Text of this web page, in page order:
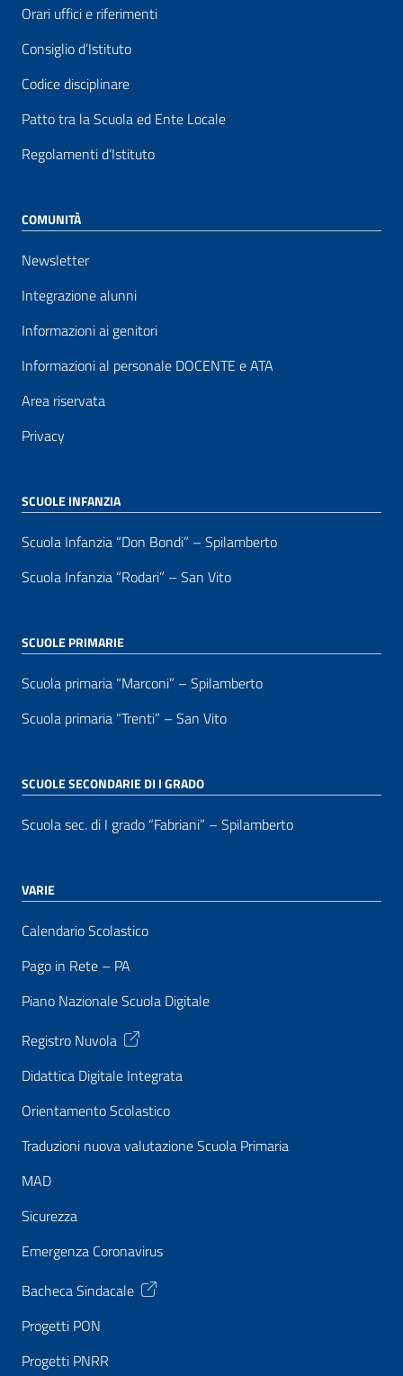
Orari uffici e riferimenti
Consiglio d’Istituto
Codice disciplinare
Patto tra la Scuola ed Ente Locale
Regolamenti d’Istituto
COMUNITÀ
Newsletter
Integrazione alunni
Informazioni ai genitori
Informazioni al personale DOCENTE e ATA
Area riservata
Privacy
SCUOLE INFANZIA
Scuola Infanzia “Don Bondi” – Spilamberto
Scuola Infanzia “Rodari” – San Vito
SCUOLE PRIMARIE
Scuola primaria “Marconi” – Spilamberto
Scuola primaria “Trenti” – San Vito
SCUOLE SECONDARIE DI I GRADO
Scuola sec. di I grado “Fabriani” – Spilamberto
VARIE
Calendario Scolastico
Pago in Rete – PA
Piano Nazionale Scuola Digitale
Registro Nuvola
Didattica Digitale Integrata
Orientamento Scolastico
Traduzioni nuova valutazione Scuola Primaria
MAD
Sicurezza
Emergenza Coronavirus
Bacheca Sindacale
Progetti PON
Progetti PNRR